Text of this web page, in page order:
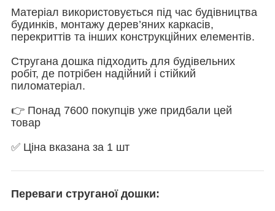
Матеріал використовується під час будівництва
будинків, монтажу дерев’яних каркасів,
перекриттів та інших конструкційних елементів.
Стругана дошка підходить для будівельних
робіт, де потрібен надійний і стійкий
пиломатеріал.
👉 Понад 7600 покупців уже придбали цей
товар
✅ Ціна вказана за 1 шт
Переваги струганої дошки: